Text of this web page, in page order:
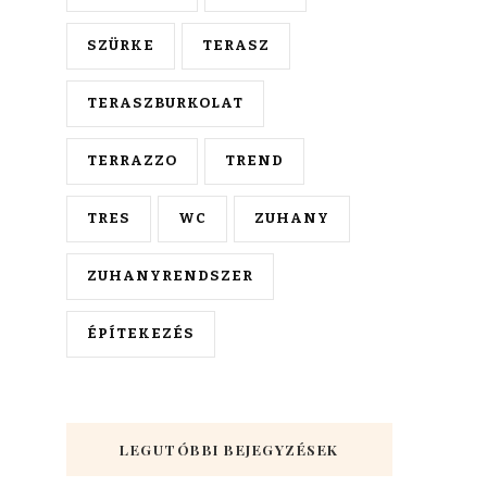
SZÜRKE TERASZ
TERASZBURKOLAT
TERRAZZO TREND
TRES WC ZUHANY
ZUHANYRENDSZER
ÉPÍTEKEZÉS
LEGUTÓBBI BEJEGYZÉSEK